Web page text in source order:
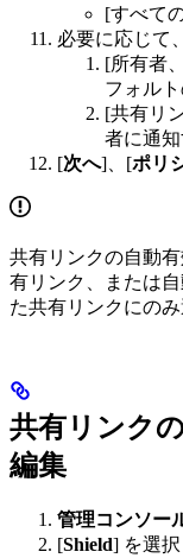
[すべて
必要に応じて
[所有者
フォル
[共有リ
者に通
[次へ]、[ポリ
共有リンクの自動
有リンク、または
た共有リンクにのみ
共有リンク
編集
管理コンソー
[Shield] を選択